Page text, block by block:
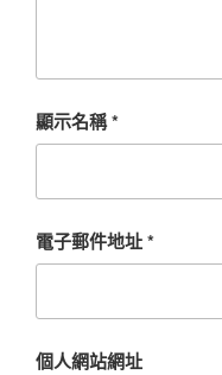
顯示名稱*
電子郵件地址*
個人網站網址